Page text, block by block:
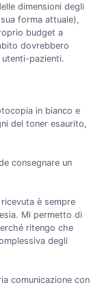
dimensioni degli
forma attuale),
budget a
dovrebbero
pazienti.
in bianco e
del toner esaurito,
consegnare un
è sempre
Mi permetto di
ritengo che
degli
comunicazione con